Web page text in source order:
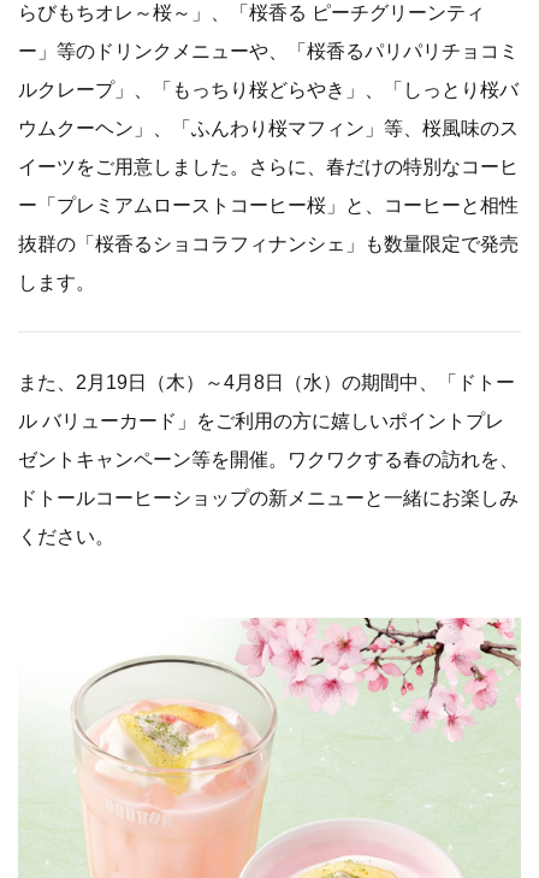
らびもちオレ～桜～」、「桜香る ピーチグリーンティ
ー」等のドリンクメニューや、「桜香るパリパリチョコミ
ルクレープ」、「もっちり桜どらやき」、「しっとり桜バ
ウムクーヘン」、「ふんわり桜マフィン」等、桜風味のス
イーツをご用意しました。さらに、春だけの特別なコーヒ
ー「プレミアムローストコーヒー桜」と、コーヒーと相性
抜群の「桜香るショコラフィナンシェ」も数量限定で発売
します。
また、2月19日（木）～4月8日（水）の期間中、「ドトー
ル バリューカード」をご利用の方に嬉しいポイントプレ
ゼントキャンペーン等を開催。ワクワクする春の訪れを、
ドトールコーヒーショップの新メニューと一緒にお楽しみ
ください。